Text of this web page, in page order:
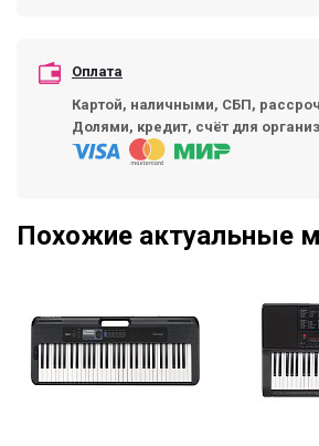
Оплата
Картой, наличными, СБП,
Долями, кредит, счёт для
Похожие актуальные